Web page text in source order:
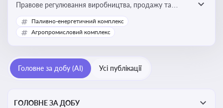
Правове регулювання виробництва, продажу та
державної підтримки енергії з альтернативних і
відновлюваних джерел
Паливно-енергетичний комплекс
Агропромисловий комплекс
Головне за добу (AI) Усі публікації
ГОЛОВНЕ ЗА ДОБУ